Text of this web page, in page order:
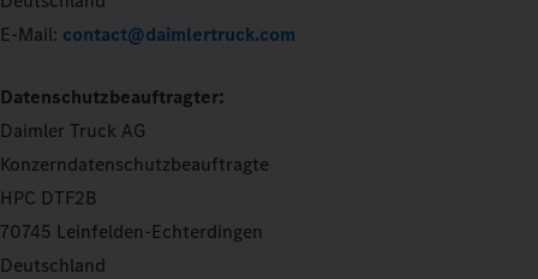
E-Mail: contact@daimlertruck.com
Datenschutzbeauftragter:
Daimler Truck AG
Konzerndatenschutzbeauftragte
HPC DTF2B
70745 Leinfelden-Echterdingen
Deutschland